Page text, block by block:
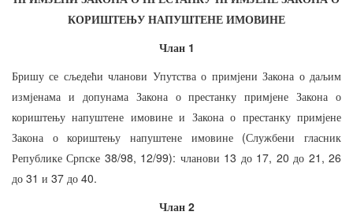
КОРИШТЕЊУ НАПУШТЕНЕ ИМОВИНЕ
Члан1
Бришу се сљедећи чланови Упутства о примјени Закона о даљим
измјенама
и допунама Закона о престанку примјене Закона
о
кориштењу напуштене имовине и Закона о престанку примјене
Закона
о кориштењу напуштене имовине(Службени
гласник
Републике Српске 38/98, 12/99): чланови 13 до17, 20 до 21, 26
до 31 и 37 до 40.
Члан2